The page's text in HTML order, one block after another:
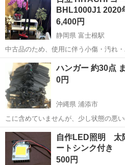
BHL1000J1
6,400円
静岡県 富士根駅
中古品のため、使用に伴う小傷・汚れ・
写真にてご確認くだ…
静岡 富士宮市 富士根駅 生
ハンガー 約30点
0円
沖縄県 浦添市
こに含めていませんが、少し状態の悪
ハンガーが数本あ…
沖縄 浦添市 その他
自作LED照明 太
ートシンク付き
500円